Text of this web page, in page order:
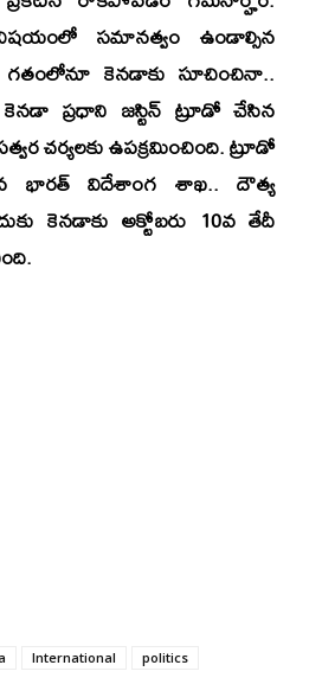
సమానత్వం ఉండాల్సిన
కెనడాకు సూచించినా..
ప్రధాని జస్టిన్‌ ట్రూడో చేసిన
చర్యలకు ఉపక్రమించింది. ట్రూడో
భారత్‌ విదేశాంగ శాఖ.. దౌత్య
కెనడాకు అక్టోబరు 10వ తేదీ
International
politics